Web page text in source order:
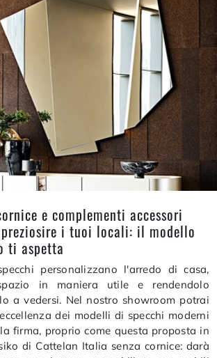
e complementi accessori
i tuoi locali: il modello
ti aspetta
personalizzano l'arredo di casa,
in maniera utile e rendendolo
a vedersi. Nel nostro showroom potrai
dei modelli di specchi moderni
firma, proprio come questa proposta in
di Cattelan Italia senza cornice: darà